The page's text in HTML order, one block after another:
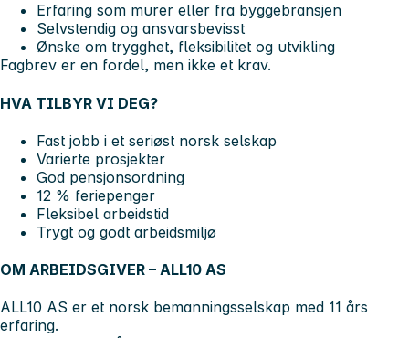
Erfaring som murer eller fra byggebransjen
Selvstendig og ansvarsbevisst
Ønske om trygghet, fleksibilitet og utvikling
Fagbrev er en fordel, men ikke et krav.
HVA TILBYR VI DEG?
Fast jobb i et seriøst norsk selskap
Varierte prosjekter
God pensjonsordning
12 % feriepenger
Fleksibel arbeidstid
Trygt og godt arbeidsmiljø
OM ARBEIDSGIVER – ALL10 AS
ALL10 AS er et norsk bemanningsselskap med 11 års
erfaring.